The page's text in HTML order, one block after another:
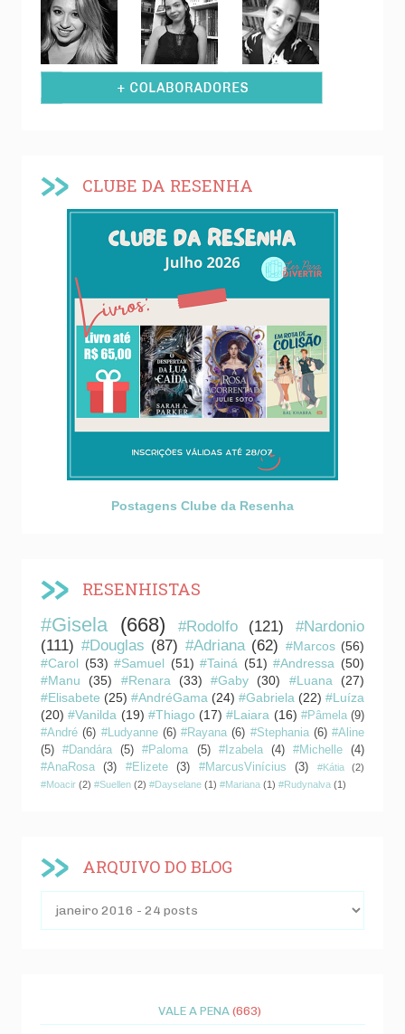
CLUBE DA RESENHA
Postagens Clube da Resenha
RESENHISTAS
#Gisela (668) #Rodolfo (121)
#Nardonio
(111) #Douglas (87) #Adriana (62) #Marcos (56)
#Carol (53) #Samuel (51) #Tainá (51) #Andressa (50)
#Manu
(35) #Renara (33) #Gaby (30) #Luana
(27)
#Elisabete (25) #AndréGama (24) #Gabriela (22) #Luíza
(20) #Vanilda (19) #Thiago (17) #Laiara (16) #Pâmela (9)
#André (6) #Ludyanne (6) #Rayana (6) #Stephania (6) #Aline
(5)
#Dandára (5) #Paloma (5) #Izabela (4) #Michelle
(4)
#AnaRosa
(3) #Elizete (3) #MarcusVinícius (3) #Kátia
(2)
#Moacir (2) #Suellen (2) #Dayselane (1) #Mariana (1) #Rudynalva (1)
ARQUIVO DO BLOG
VALE A PENA (663)